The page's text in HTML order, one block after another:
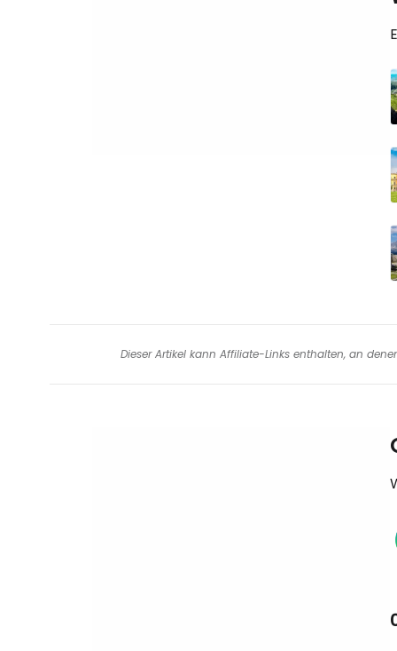
Dieser Artikel kann Affiliate-Links enthalten, an